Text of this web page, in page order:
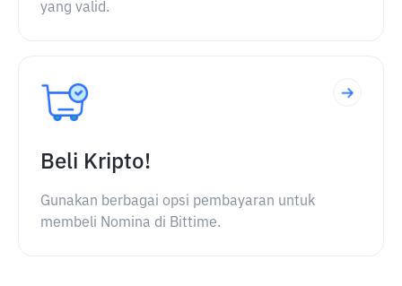
yang valid.
Beli Kripto!
Gunakan berbagai opsi pembayaran untuk
membeli Nomina di Bittime.